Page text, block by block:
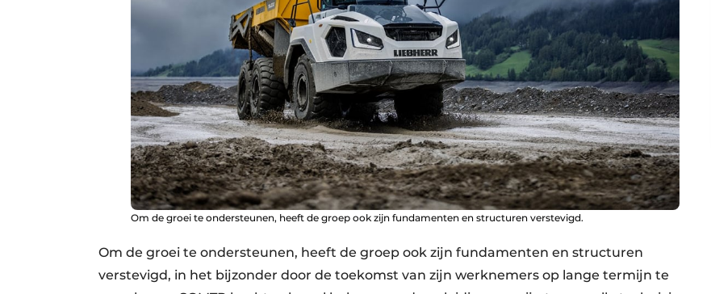
Om de groei te ondersteunen, heeft de groep ook zijn fundamenten en structuren verstevigd.
Om de groei te ondersteunen, heeft de groep ook zijn fundamenten en structuren
verstevigd, in het bijzonder door de toekomst van zijn werknemers op lange termijn te